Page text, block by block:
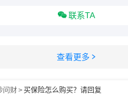
联系TA
查看更多
问财>买保险怎么购买？请回复